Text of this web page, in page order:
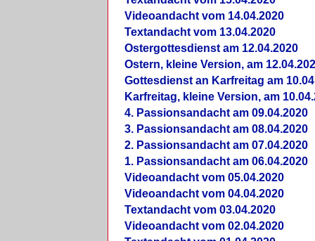
Videoandacht vom 14.04.2020
Textandacht vom 13.04.2020
Ostergottesdienst am 12.04.2020
Ostern, kleine Version, am
Gottesdienst an Karfreitag am
Karfreitag, kleine Version, am
4. Passionsandacht am 09.04.2020
3. Passionsandacht am 08.04.2020
2. Passionsandacht am 07.04.2020
1. Passionsandacht am 06.04.2020
Videoandacht vom 05.04.2020
Videoandacht vom 04.04.2020
Textandacht vom 03.04.2020
Videoandacht vom 02.04.2020